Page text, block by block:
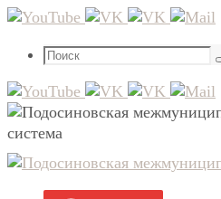
Перейти
содержимому
Что